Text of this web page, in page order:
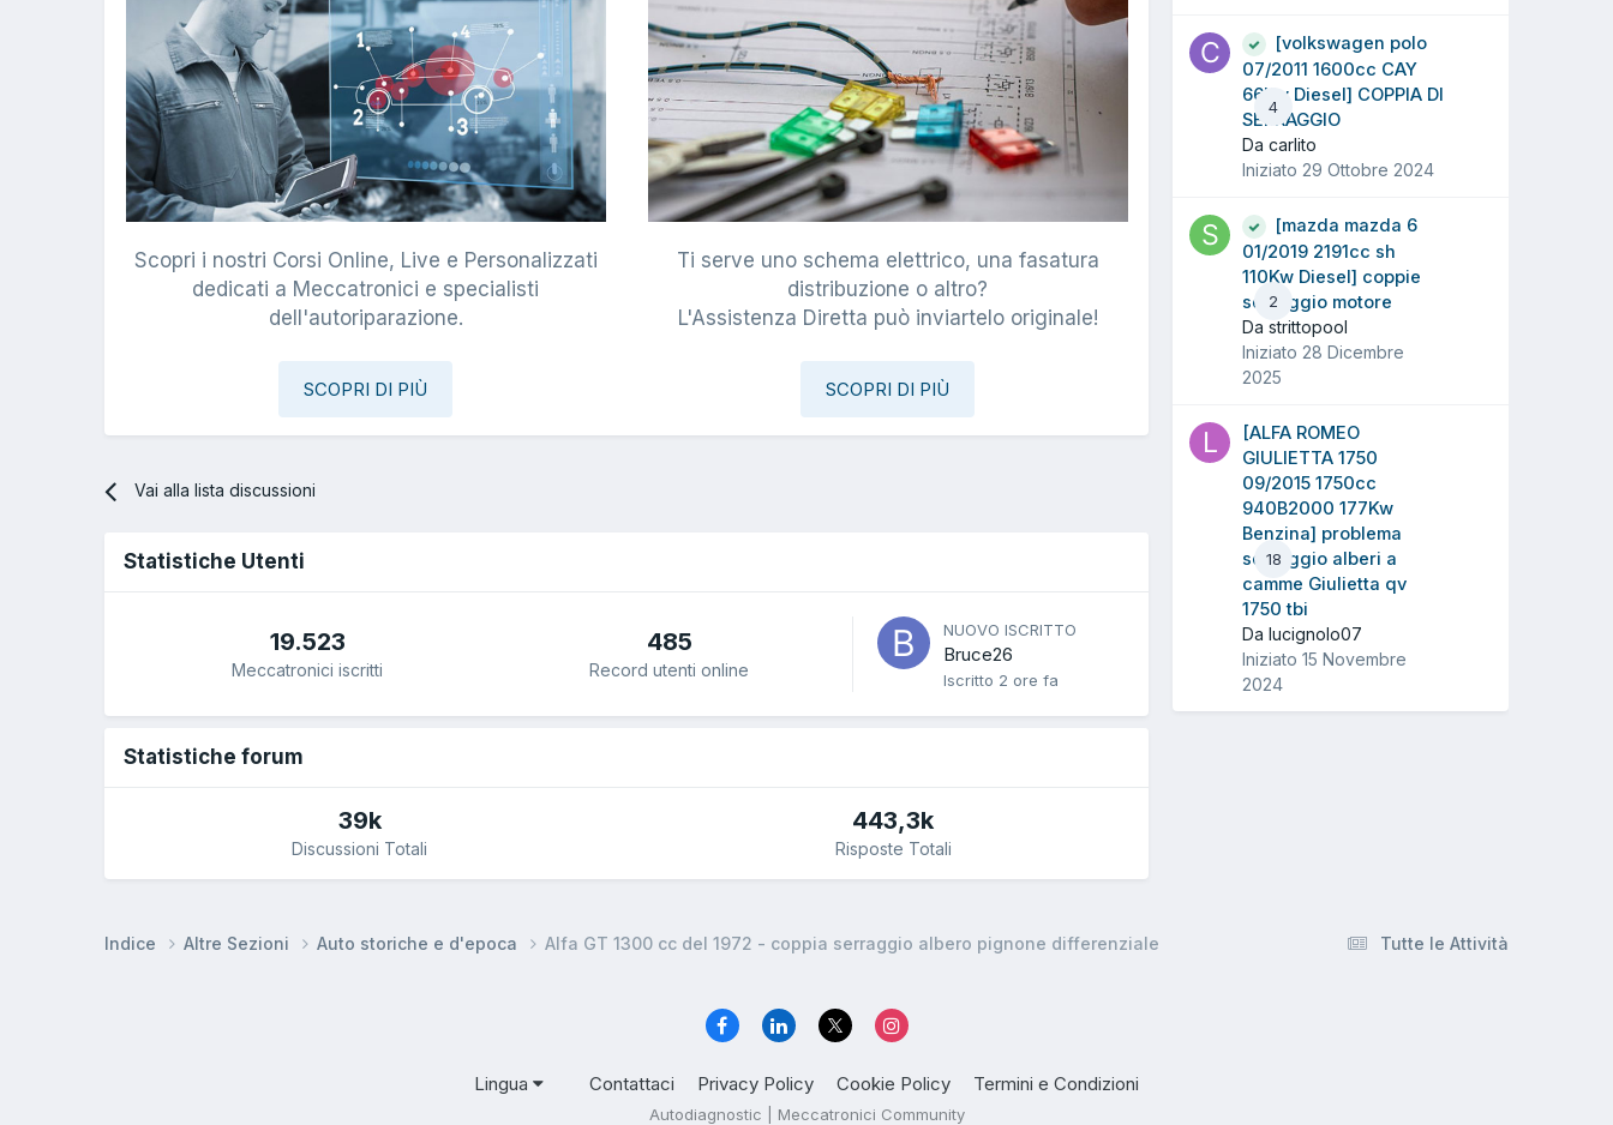
Scopri i nostri Corsi Online, Live e Personalizzati
dedicati a Meccatronici e specialisti
dell'autoriparazione.
SCOPRI DI PIÙ
Ti serve uno schema elettrico, una fasatura
distribuzione o altro?
L'Assistenza Diretta può inviartelo originale!
SCOPRI DI PIÙ
Vai alla lista discussioni
Statistiche Utenti
19.523
Meccatronici iscritti
485
Record utenti online
NUOVO ISCRITTO
Bruce26
Iscritto 2 ore fa
Statistiche forum
39k
Discussioni Totali
443,3k
Risposte Totali
4
[volkswagen polo
07/2011 1600cc CAY
66Kw Diesel] COPPIA DI
SERRAGGIO
Da carlito
Iniziato 29 Ottobre 2024
2
[mazda mazda 6
01/2019 2191cc sh
110Kw Diesel] coppie
serraggio motore
Da strittopool
Iniziato 28 Dicembre
2025
18
[ALFA ROMEO
GIULIETTA 1750
09/2015 1750cc
940B2000 177Kw
Benzina] problema
serraggio alberi a
camme Giulietta qv
1750 tbi
Da lucignolo07
Iniziato 15 Novembre
2024
Tutte le Attività
Indice Altre Sezioni Auto storiche e d'epoca Alfa GT 1300 cc del 1972 - coppia serraggio albero pignone differenziale
Lingua Contattaci Privacy Policy Cookie Policy Termini e Condizioni
Autodiagnostic | Meccatronici Community